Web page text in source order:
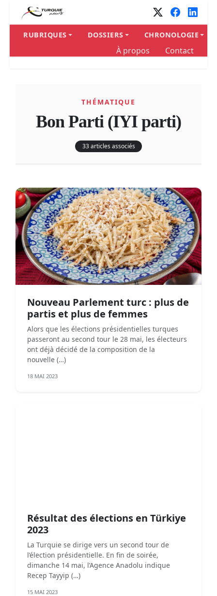
RUBRIQUES DOSSIERS CHRONOLOGIE
À propos Contact
THÉMATIQUE
Bon Parti (IYI parti)
33 articles associés
Nouveau Parlement turc : plus de
partis et plus de femmes
Alors que les élections présidentielles turques
passeront au second tour le 28 mai, les électeurs
ont déjà décidé de la composition de la
nouvelle (…)
18 MAI 2023
Résultat des élections en Türkiye
2023
La Turquie se dirige vers un second tour de
l’élection présidentielle. En fin de soirée,
dimanche 14 mai, l’Agence Anadolu indique
Recep Tayyip (…)
15 MAI 2023